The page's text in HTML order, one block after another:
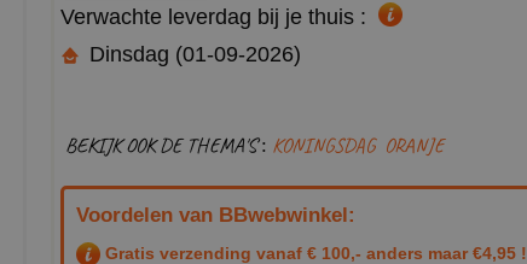
Verwachte leverdag bij je thuis :
Dinsdag (01-09-2026)
BEKIJK OOK DE THEMA'S : KONINGSDAG ORANJE
Voordelen van BBwebwinkel:
Gratis verzending vanaf € 100,- anders maar €4,95 !